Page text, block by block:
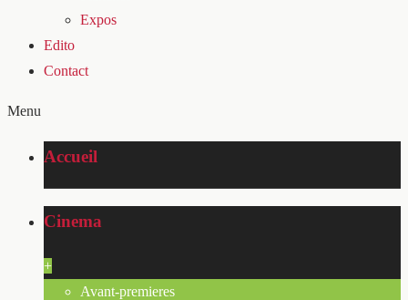
Expos
Edito
Contact
Menu
Accueil
Cinema
+
Avant-premieres